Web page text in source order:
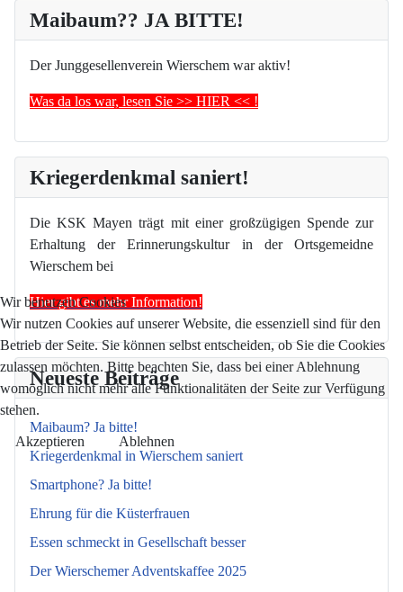
Maibaum?? JA BITTE!
Der Junggesellenverein Wierschem war aktiv!
Was da los war, lesen Sie >> HIER << !
Kriegerdenkmal saniert!
Die KSK Mayen trägt mit einer großzügigen Spende zur
Erhaltung der Erinnerungskultur in der Ortsgemeidne
Wierschem bei
Hier gibt es mehr Information!
Neueste Beiträge
Maibaum? Ja bitte!
Kriegerdenkmal in Wierschem saniert
Smartphone? Ja bitte!
Ehrung für die Küsterfrauen
Essen schmeckt in Gesellschaft besser
Der Wierschemer Adventskaffee 2025
Wir benutzen Cookies
Wir nutzen Cookies auf unserer Website, die essenziell sind für den
Betrieb der Seite. Sie können selbst entscheiden, ob Sie die Cookies
zulassen möchten. Bitte beachten Sie, dass bei einer Ablehnung
womöglich nicht mehr alle Funktionalitäten der Seite zur Verfügung
stehen.
Akzeptieren Ablehnen